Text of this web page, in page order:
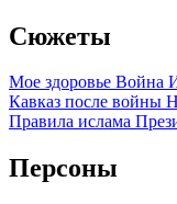
Сюжеты
Мое здоровье Война
Кавказ после войны
Правила ислама
Персоны